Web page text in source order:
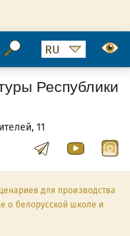
11
Республики
для производства
о белорусской школе и